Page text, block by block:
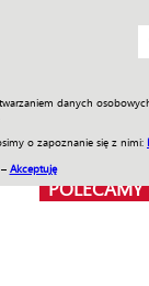
danych
o zapoznanie się z nimi:
Akceptuję
SKLEP
POLECAMY